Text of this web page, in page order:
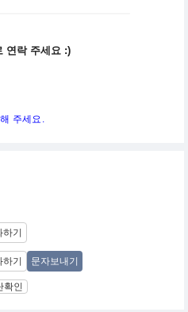
연락 주세요 :)
주세요.
기
기 문자보내기
확인